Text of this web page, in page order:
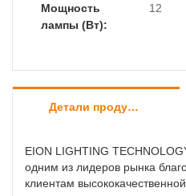
Мощность
лампы (Вт):
12
Детали продуктов
EION LIGHTING
одним из лидеров рынка
клиентам